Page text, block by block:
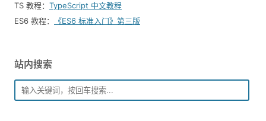
TS 教程： TypeScript 中文教程
ES6 教程：
《ES6 标准入门》第三版
站内搜索